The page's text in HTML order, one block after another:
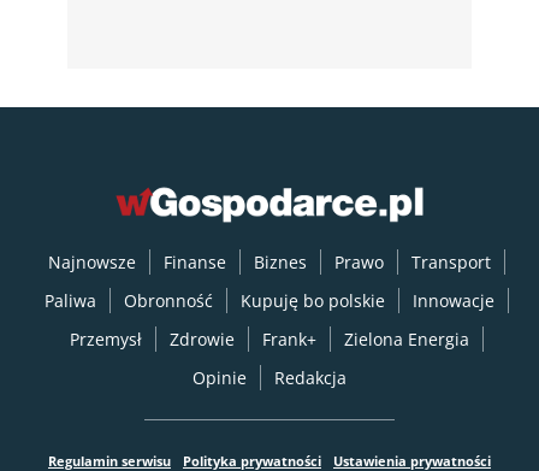
Najnowsze Finanse Biznes Prawo
Transport
Paliwa
Obronność Kupuję bo polskie
Innowacje
Przemysł
Zdrowie Frank+
Zielona Energia
Opinie
Redakcja
Regulamin serwisu Polityka prywatności Ustawienia prywatności